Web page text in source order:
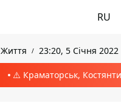
RU
Життя 23:20, 5 Січня 2022
⚠️ Краматорськ,